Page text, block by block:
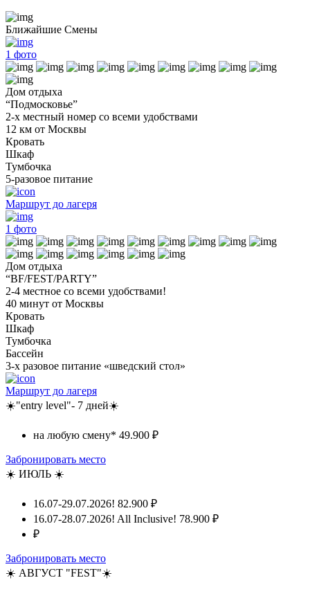
Ближайшие Смены
1 фото
Дом отдыха
“Подмосковье”
2-х местный номер со всеми удобствами
12 км от Москвы
Кровать
Шкаф
Тумбочка
5-разовое питание
Маршрут до лагеря
1 фото
Дом отдыха
“BF/FEST/PARTY”
2-4 местное со всеми удобствами!
40 минут от Москвы
Кровать
Шкаф
Тумбочка
Бассейн
3-х разовое питание «шведский стол»
Маршрут до лагеря
☀️"entry level"- 7 дней☀️
на любую смену* 49.900 ₽
Забронировать место
☀️ ИЮЛЬ ☀️
16.07-29.07.2026! 82.900 ₽
16.07-28.07.2026! All Inclusive! 78.900 ₽
₽
Забронировать место
☀️ АВГУСТ "FEST"☀️